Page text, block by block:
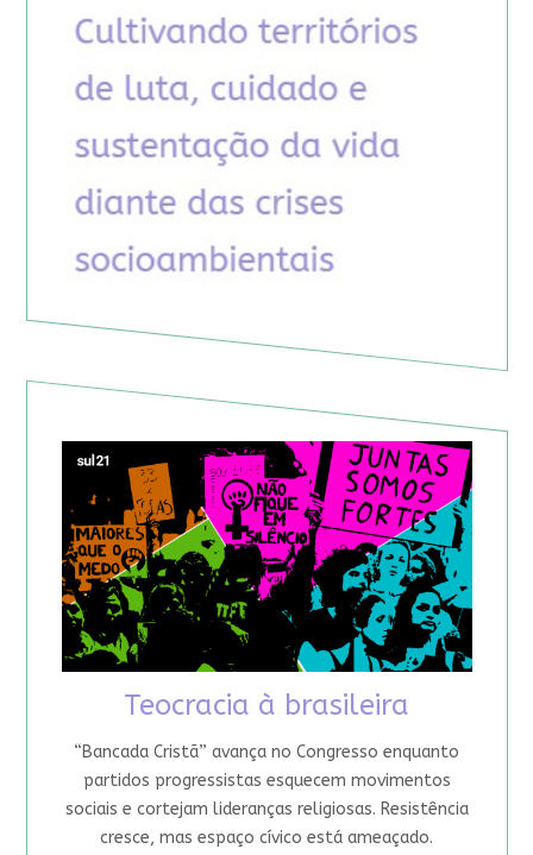
Teocracia à brasileira
“Bancada Cristã” avança no Congresso enquanto
partidos progressistas esquecem movimentos
sociais e cortejam lideranças religiosas. Resistência
cresce, mas espaço cívico está ameaçado.